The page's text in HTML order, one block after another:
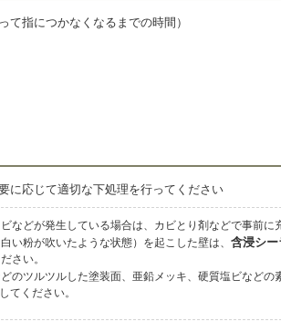
て指につかなくなるまでの時間）
に応じて適切な下処理を行ってください
などが発生している場合は、カビとり剤などで事前に
い粉が吹いたような状態）を起こした壁は、 含浸シー
さい。
のツルツルした塗装面、亜鉛メッキ、硬質塩ビなどの
てください。